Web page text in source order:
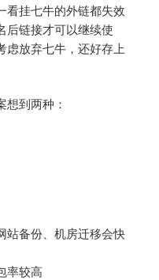
看挂七牛的外链都失效
后链接才可以继续使
虑放弃七牛，还好存上
到两种：
站备份、机房迁移会快
率较高